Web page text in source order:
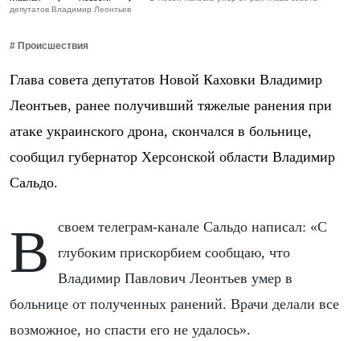
депутатов Владимир Леонтьев
# Происшествия
Глава совета депутатов Новой Каховки Владимир
Леонтьев, ранее получивший тяжелые ранения при
атаке украинского дрона, скончался в больнице,
сообщил губернатор Херсонской области Владимир
Сальдо.
В своем телеграм-канале Сальдо написал: «С
глубоким прискорбием сообщаю, что
Владимир Павлович Леонтьев умер в
больнице от полученных ранений. Врачи делали все
возможное, но спасти его не удалось».